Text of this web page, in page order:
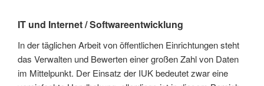
IT und Internet / Softwareentwicklung
In der täglichen Arbeit von öffentlichen Einrichtungen steht
das Verwalten und Bewerten einer großen Zahl von Daten
im Mittelpunkt. Der Einsatz der IUK bedeutet zwar eine